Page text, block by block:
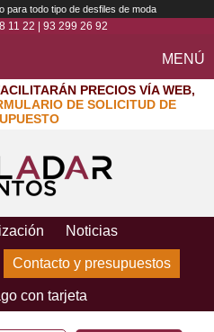
para todo tipo de desfiles de moda
11 22 93 299 26 92
MENÚ
PRECIOS VÍA WEB,
DE SOLICITUD DE
Noticias
Contacto y presupuestos
con tarjeta